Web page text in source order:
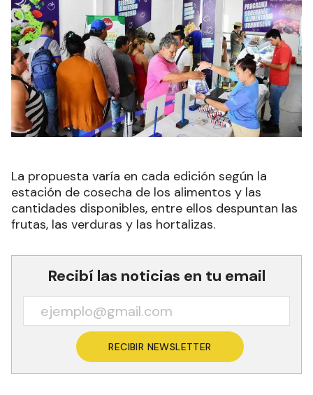
La propuesta varía en cada edición según la
estación de cosecha de los alimentos y las
cantidades disponibles, entre ellos despuntan las
frutas, las verduras y las hortalizas.
Recibí las noticias en tu email
RECIBIR NEWSLETTER